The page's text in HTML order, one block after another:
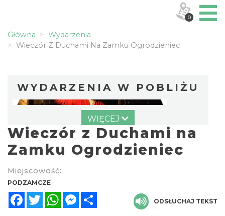
Główna
Wydarzenia
Wieczór Z Duchami Na Zamku Ogrodzieniec
WYDARZENIA W POBLIŻU
Wieczór z Duchami na Zamku
Ogrodzieniec
Podzamcze
WIĘCEJ
Wieczór z Duchami na
Zamku Ogrodzieniec
Miejscowość:
PODZAMCZE
FacebookTwitterWhatsAppMessenger
ODSŁUCHAJ TEKST
0